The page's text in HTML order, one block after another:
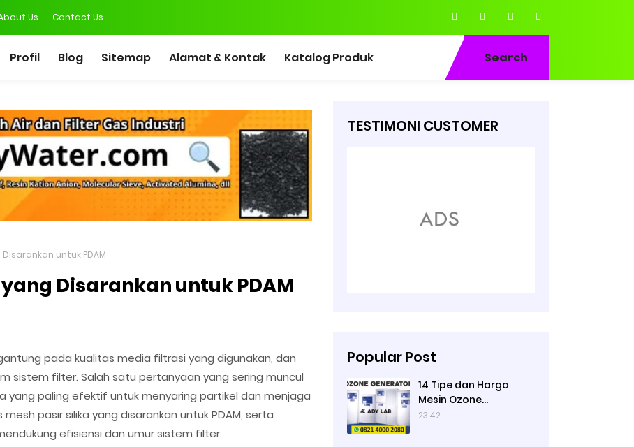
Us Contact Us
Profil Blog Sitemap Alamat & Kontak Katalog Produk Search
untuk PDAM
Disarankan untuk PDAM
pada kualitas media filtrasi yang digunakan, dan
sistem filter. Salah satu pertanyaan yang sering muncul
yang paling efektif untuk menyaring partikel dan menjaga
pasir silika yang disarankan untuk PDAM, serta
efisiensi dan umur sistem filter.
TESTIMONI CUSTOMER
Popular Post
14 Tipe dan Harga
Mesin Ozone
Generator Murah
23.42